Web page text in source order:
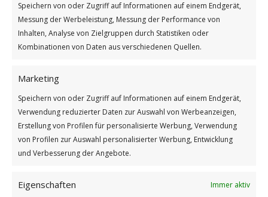
Speichern von oder Zugriff auf Informationen auf einem Endgerät,
Messung der Werbeleistung, Messung der Performance von
Inhalten, Analyse von Zielgruppen durch Statistiken oder
Kombinationen von Daten aus verschiedenen Quellen.
Marketing
Speichern von oder Zugriff auf Informationen auf einem Endgerät,
Verwendung reduzierter Daten zur Auswahl von Werbeanzeigen,
Erstellung von Profilen für personalisierte Werbung, Verwendung
von Profilen zur Auswahl personalisierter Werbung, Entwicklung
und Verbesserung der Angebote.
Eigenschaften
Immer aktiv
9. Tag der Dankbarkeit
Weiterlesen
9. DEZEMBER 2025 / 0 KOMMENTARE / VONBETTINA